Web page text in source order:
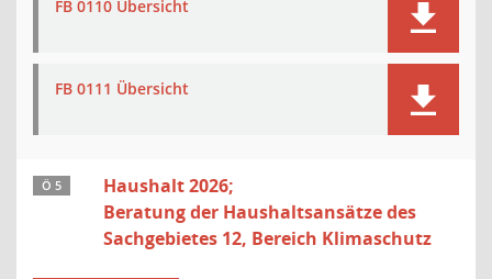
FB 0110 Übersicht
FB 0111 Übersicht
Ö 5
Haushalt 2026;
Beratung der Haushaltsansätze des
Sachgebietes 12, Bereich Klimaschutz